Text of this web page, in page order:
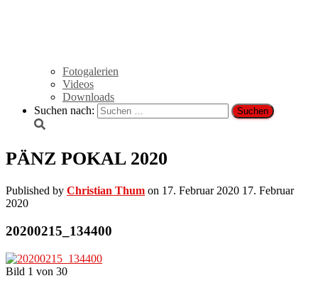
Fotogalerien
Videos
Downloads
Suchen nach:
PÄNZ POKAL 2020
Published by Christian Thum on 17. Februar 2020 17. Februar
2020
20200215_134400
Bild 1 von 30